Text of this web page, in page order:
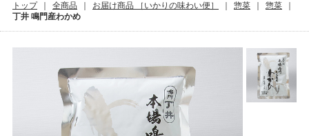
そうめん
ゼリー
トップ 全商品 お届け商品 ［いかりの味わい便］ 惣菜
惣菜
丁井 鳴門産わかめ